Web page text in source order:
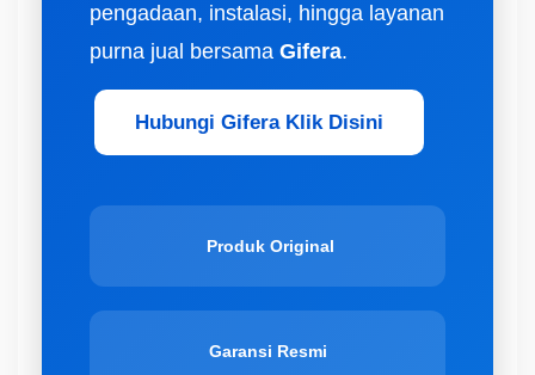
pengadaan, instalasi, hingga layanan
purna jual bersama Gifera.
Hubungi Gifera Klik Disini
Produk Original
Garansi Resmi